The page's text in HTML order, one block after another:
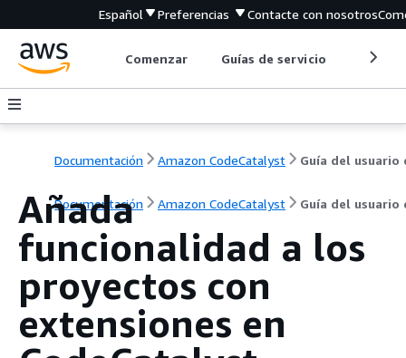
Español Preferencias Contacte con nosotros
Comenzar Guías de servicio
Documentación Amazon CodeCatalyst Guía del usuario
Documentación Amazon CodeCatalyst Guía del usuario
Añada
funcionalidad a los
proyectos con
extensiones en